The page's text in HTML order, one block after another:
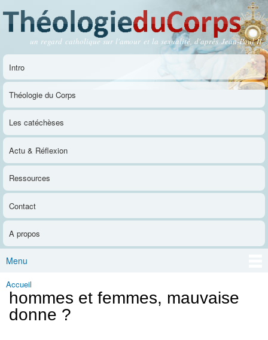
contenu
principal
Théologie du Corps
un regard catholique sur l'amour et la sexualité, d'après Jean-Paul II
Menu principal
Intro
Théologie du Corps
Les catéchèses
Actu & Réflexion
Ressources
Contact
A propos
Menu
Vous êtes ici
Accueil
hommes et femmes, mauvaise
donne ?